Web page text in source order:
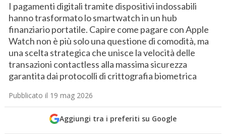
I pagamenti digitali tramite dispositivi indossabili
hanno trasformato lo smartwatch in un hub
finanziario portatile. Capire come pagare con Apple
Watch non è più solo una questione di comodità, ma
una scelta strategica che unisce la velocità delle
transazioni contactless alla massima sicurezza
garantita dai protocolli di crittografia biometrica
Pubblicato il 19 mag 2026
Aggiungi tra i preferiti su Google